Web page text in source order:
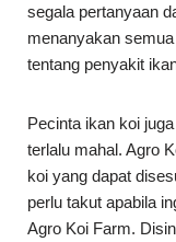
segala pertanyaan
menanyakan
tentang penyakit
Pecinta ikan koi
terlalu mahal. Agro
koi yang dapat
perlu takut apabila
Agro Koi Farm.